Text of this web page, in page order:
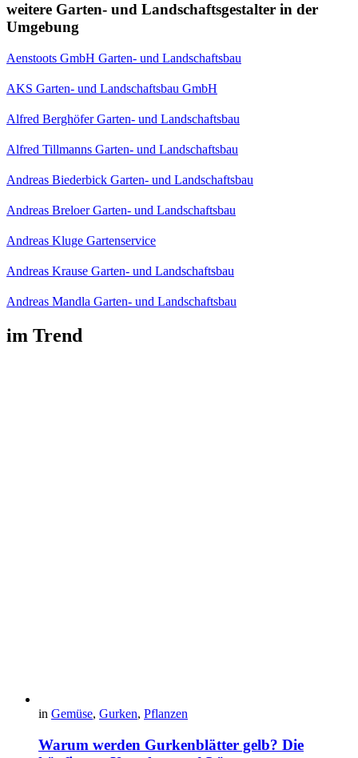
weitere Garten- und Landschaftsgestalter in der
Umgebung
Aenstoots GmbH Garten- und Landschaftsbau
AKS Garten- und Landschaftsbau GmbH
Alfred Berghöfer Garten- und Landschaftsbau
Alfred Tillmanns Garten- und Landschaftsbau
Andreas Biederbick Garten- und Landschaftsbau
Andreas Breloer Garten- und Landschaftsbau
Andreas Kluge Gartenservice
Andreas Krause Garten- und Landschaftsbau
Andreas Mandla Garten- und Landschaftsbau
im Trend
in Gemüse, Gurken, Pflanzen
Warum werden Gurkenblätter gelb? Die